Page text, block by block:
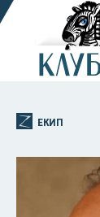
ЕКИП